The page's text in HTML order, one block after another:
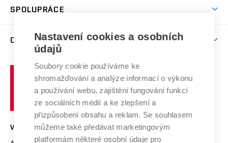
Brno
Celoživotní vzdělávání
E-přihláška
Harmonogram akademického roku
Závěrečné práce
Doktorské studium
Zpracování osobních údajů studentů
Sociální bezpečí
Studium bez bariér
Podpora podnikání
Mezinárodní vědecká rada
Systém zajišťování kvality výzkumu
Výzkumné infrastruktury
Transfer znalostí
Open Science
Projekty
SPOLUPRÁCE
Zahraniční spolupráce
Spolupráce se školami
Služby univerzity
Mezinárodní dohody
Univerzitní sítě
O UNIVERZITĚ
Profil univerzity
Udržitelná univerzita
Podnikavá univerzita / ContriBUTe
Bezpečná univerzita
Vyznamenání
učení
technické
VYSOKÉ UČENÍ TECHNICKÉ V BRNĚ
Nastavení cookies a osobních
údajů
Soubory cookie používáme ke
shromažďování a analýze informací o výkonu
a používání webu, zajištění fungování funkcí
ze sociálních médií a ke zlepšení a
přizpůsobení obsahu a reklam. Se souhlasem
můžeme také předávat marketingovým
platformám některé osobní údaje pro